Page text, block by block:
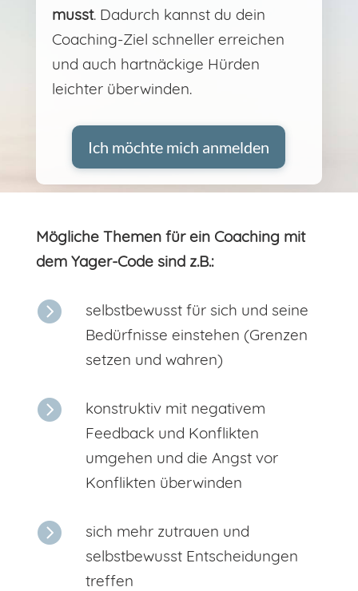
musst. Dadurch kannst du dein
Coaching-Ziel schneller erreichen
und auch hartnäckige Hürden
leichter überwinden.
Ich möchte mich anmelden
Mögliche Themen für ein Coaching mit
dem Yager-Code sind z.B.:

selbstbewusst für sich und seine
Bedürfnisse einstehen (Grenzen
setzen und wahren)

konstruktiv mit negativem
Feedback und Konflikten
umgehen und die Angst vor
Konflikten überwinden

sich mehr zutrauen und
selbstbewusst Entscheidungen
treffen